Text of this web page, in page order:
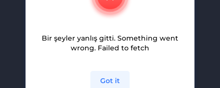
Kariyer
Ortaklık Programı
Bir şeyler yanlış gitti. Something went
wrong. Failed to fetch
Got it